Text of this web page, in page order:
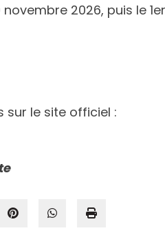
2026, puis le
sur le site officiel :